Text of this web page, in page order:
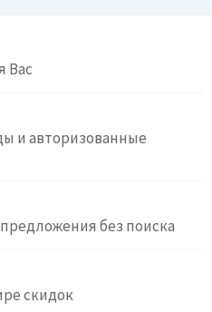
Вас
и авторизованные
без поиска
скидок